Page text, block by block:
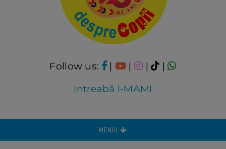
Follow us: | | |
|
Intreabă I-MAMI
MENIU